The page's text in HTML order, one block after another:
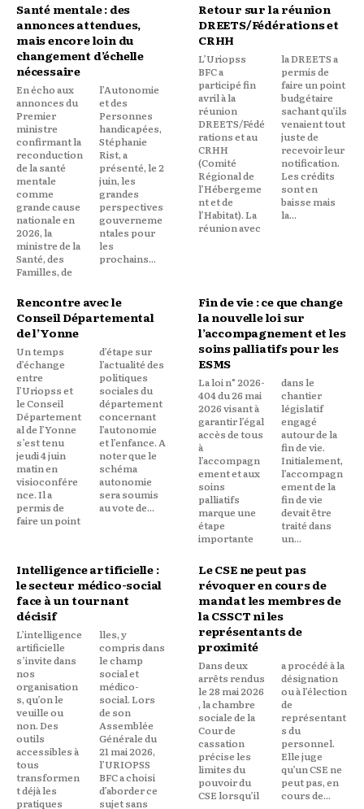
Santé mentale : des
annonces attendues,
mais encore loin du
changement d’échelle
nécessaire
En écho aux
annonces du
Premier
ministre
confirmant la
reconduction
de la santé
mentale
comme
grande cause
nationale en
2026, la
ministre de la
Santé, des
Familles, de
l’Autonomie
et des
Personnes
handicapées,
Stéphanie
Rist, a
présenté, le 2
juin, les
grandes
perspectives
gouverneme
ntales pour
les
prochains...
Retour sur la réunion
DREETS/Fédérations et
CRHH
L’Uriopss
BFC a
participé fin
avril à la
réunion
DREETS/Fédé
rations et au
CRHH
(Comité
Régional de
l’Hébergeme
nt et de
l’Habitat). La
réunion avec
la DREETS a
permis de
faire un point
budgétaire
sachant qu’ils
venaient tout
juste de
recevoir leur
notification.
Les crédits
sont en
baisse mais
la...
Rencontre avec le
Conseil Départemental
de l’Yonne
Un temps
d’échange
entre
l’Uriopss et
le Conseil
Département
al de l’Yonne
s’est tenu
jeudi 4 juin
matin en
visioconfére
nce. Il a
permis de
faire un point
d’étape sur
l’actualité des
politiques
sociales du
département
concernant
l’autonomie
et l’enfance. A
noter que le
schéma
autonomie
sera soumis
au vote de...
Fin de vie : ce que change
la nouvelle loi sur
l’accompagnement et les
soins palliatifs pour les
ESMS
La loi n° 2026-
404 du 26 mai
2026 visant à
garantir l’égal
accès de tous
à
l’accompagn
ement et aux
soins
palliatifs
marque une
étape
importante
dans le
chantier
législatif
engagé
autour de la
fin de vie.
Initialement,
l’accompagn
ement de la
fin de vie
devait être
traité dans
un...
Intelligence artificielle :
le secteur médico-social
face à un tournant
décisif
L’intelligence
artificielle
s’invite dans
nos
organisation
s, qu’on le
veuille ou
non. Des
outils
accessibles à
tous
transformen
t déjà les
pratiques
lles, y
compris dans
le champ
social et
médico-
social. Lors
de son
Assemblée
Générale du
21 mai 2026,
l’URIOPSS
BFC a choisi
d’aborder ce
sujet sans
Le CSE ne peut pas
révoquer en cours de
mandat les membres de
la CSSCT ni les
représentants de
proximité
Dans deux
arrêts rendus
le 28 mai 2026
, la chambre
sociale de la
Cour de
cassation
précise les
limites du
pouvoir du
CSE lorsqu’il
a procédé à la
désignation
ou à l’élection
de
représentant
s du
personnel.
Elle juge
qu’un CSE ne
peut pas, en
cours de...